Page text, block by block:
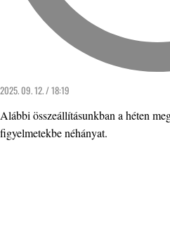
2025. 09. 12. / 18:19
Alábbi összeállításunkban a héten
figyelmetekbe néhányat.